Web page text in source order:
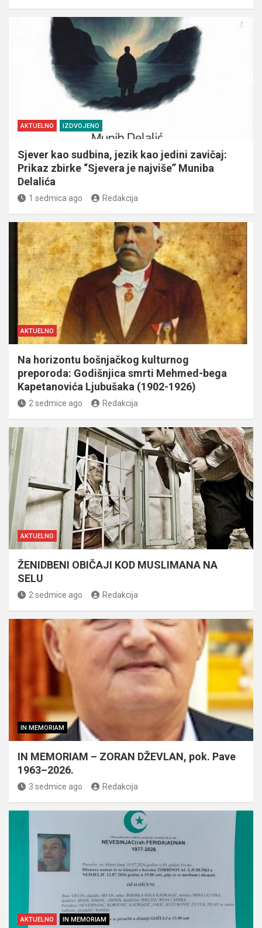
AKTUELNO IZDVOJENO
Sjever kao sudbina, jezik kao jedini zavičaj:
Prikaz zbirke “Sjevera je najviše” Muniba
Delalića
1 sedmica ago Redakcija
AKTUELNO
Na horizontu bošnjačkog kulturnog
preporoda: Godišnjica smrti Mehmed-bega
Kapetanovića Ljubušaka (1902-1926)
2 sedmice ago Redakcija
AKTUELNO
ŽENIDBENI OBIČAJI KOD MUSLIMANA NA
SELU
2 sedmice ago Redakcija
IN MEMORIAM
IN MEMORIAM – ZORAN DŽEVLAN, pok. Pave
1963–2026.
3 sedmice ago Redakcija
AKTUELNO IN MEMORIAM